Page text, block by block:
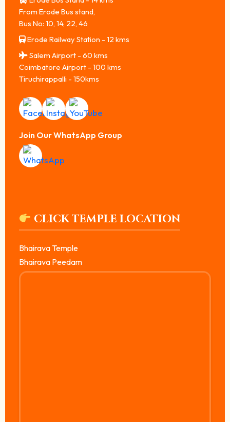
From Erode Bus stand,
Bus No: 10, 14, 22, 46
Erode Railway Station - 12 kms
Salem Airport - 60 kms
Coimbatore Airport - 100 kms
Tiruchirappalli - 150kms
Join Our WhatsApp Group
CLICK TEMPLE LOCATION
Bhairava Temple
Bhairava Peedam